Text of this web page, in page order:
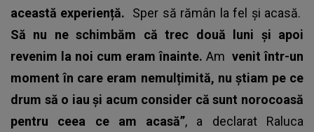
această experiență.
Sper să rămân la fel și acasă.
Să nu ne schimbăm că trec două luni și apoi
revenim la noi cum eram înainte. Am venit într-un
moment în care eram nemulțimită, nu știam pe ce
drum să o iau și acum consider că sunt norocoasă
pentru ceea ce am acasă”, a declarat Raluca